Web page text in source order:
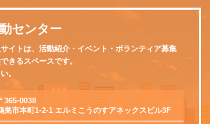
センター
イトは、活動紹介・イベント・ボランティア募集
きるスペースです。
。
365-0038
巣市本町1-2-1 エルミこうのすアネックスビル3F